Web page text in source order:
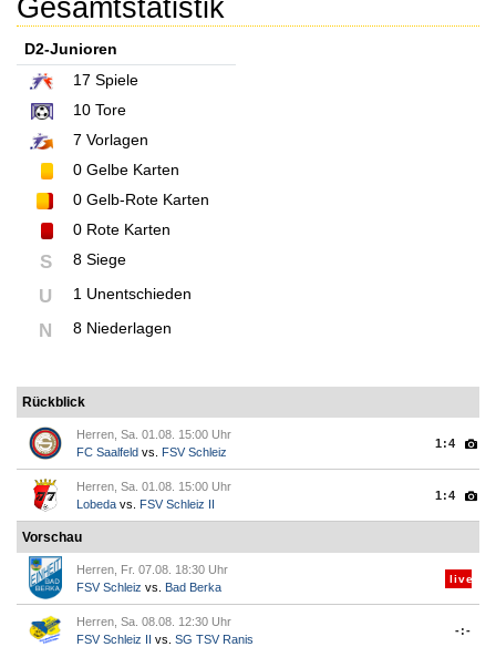
Gesamtstatistik
D2-Junioren
17 Spiele
10 Tore
7 Vorlagen
0 Gelbe Karten
0 Gelb-Rote Karten
0 Rote Karten
S 8 Siege
U 1 Unentschieden
N 8 Niederlagen
Rückblick
Herren, Sa. 01.08. 15:00 Uhr
FC Saalfeld vs. FSV Schleiz
1:4
Herren, Sa. 01.08. 15:00 Uhr
Lobeda vs. FSV Schleiz II
1:4
Vorschau
Herren, Fr. 07.08. 18:30 Uhr
FSV Schleiz vs. Bad Berka
live
Herren, Sa. 08.08. 12:30 Uhr
FSV Schleiz II vs. SG TSV Ranis
-:-